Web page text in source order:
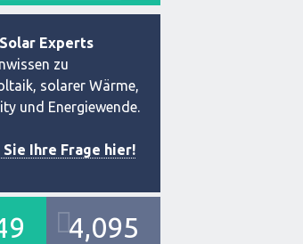
Experts
zu
solarer Wärme,
und Energiewende.
Ihre Frage hier!
4,095